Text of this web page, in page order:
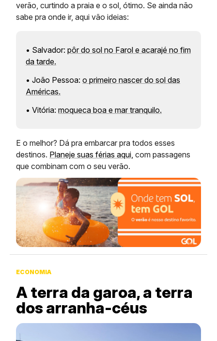
verão, curtindo a praia e o sol, ótimo. Se ainda não
sabe pra onde ir, aqui vão ideias:
• Salvador: pôr do sol no Farol e acarajé no fim
da tarde.
• João Pessoa: o primeiro nascer do sol das
Américas.
• Vitória: moqueca boa e mar tranquilo.
E o melhor? Dá pra embarcar pra todos esses
destinos. Planeje suas férias aqui, com passagens
que combinam com o seu verão.
ECONOMIA
A terra da garoa, a terra
dos arranha-céus